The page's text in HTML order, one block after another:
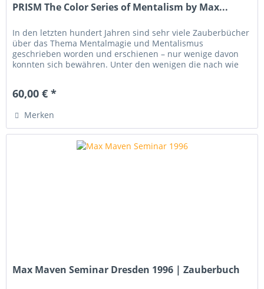
PRISM The Color Series of Mentalism by Max...
In den letzten hundert Jahren sind sehr viele Zauberbücher
über das Thema Mentalmagie und Mentalismus
geschrieben worden und erschienen – nur wenige davon
konnten sich bewähren. Unter den wenigen die nach wie
60,00 € *
Merken
Max Maven Seminar Dresden 1996 | Zauberbuch